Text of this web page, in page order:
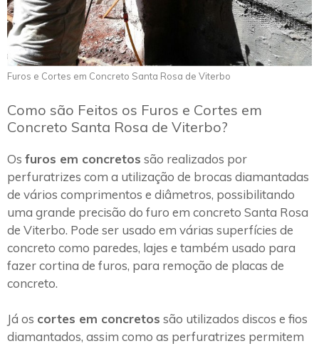
Furos e Cortes em Concreto Santa Rosa de Viterbo
Como são Feitos os Furos e Cortes em
Concreto Santa Rosa de Viterbo?
Os furos em concretos são realizados por
perfuratrizes com a utilização de brocas diamantadas
de vários comprimentos e diâmetros, possibilitando
uma grande precisão do furo em concreto Santa Rosa
de Viterbo. Pode ser usado em várias superfícies de
concreto como paredes, lajes e também usado para
fazer cortina de furos, para remoção de placas de
concreto.
Já os cortes em concretos são utilizados discos e fios
diamantados, assim como as perfuratrizes permitem